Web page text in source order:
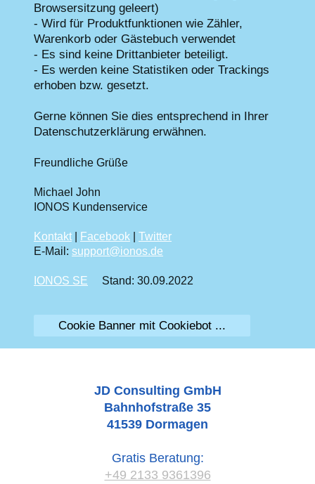
Browsersitzung geleert)
- Wird für Produktfunktionen wie Zähler,
Warenkorb oder Gästebuch verwendet
- Es sind keine Drittanbieter beteiligt.
- Es werden keine Statistiken oder Trackings
erhoben bzw. gesetzt.
Gerne können Sie dies entsprechend in Ihrer
Datenschutzerklärung erwähnen.
Freundliche Grüße
Michael John
IONOS Kundenservice
Kontakt Facebook
Twitter
E-Mail: support@ionos.de
IONOS SE Stand: 30.09.2022
Cookie Banner mit Cookiebot ...
JD Consulting GmbH
Bahnhofstraße 35
41539 Dormagen
Gratis Beratung:
+49 2133 9361396